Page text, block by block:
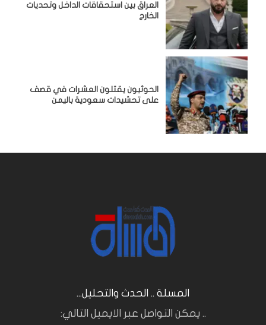
‏العراق بين استحقاقات الداخل وتحديات
الخارج
الحوثيون يقتلون العشرات في قصف
على تحشيدات سعودية باليمن
المسلة .. الحدث والتحليل...
.. يمكن التواصل عبر الايميل التالي: